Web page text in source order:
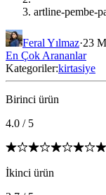
artline-pembe-
Feral Yılmaz·23
En Çok Arananlar
Kategoriler:kirtasiye
Birinci ürün
4.0 / 5
İkinci ürün